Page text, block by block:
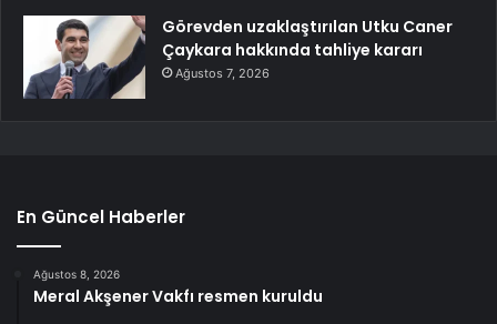
Görevden uzaklaştırılan Utku Caner
Çaykara hakkında tahliye kararı
Ağustos 7, 2026
En Güncel Haberler
Ağustos 8, 2026
Meral Akşener Vakfı resmen kuruldu